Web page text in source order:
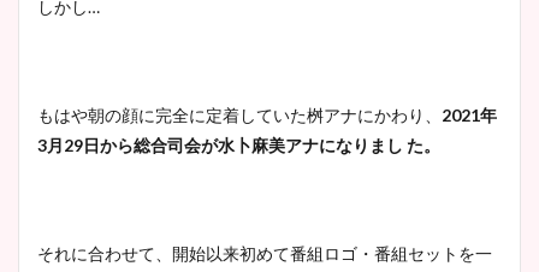
鈴木唯の太ってた時の体重が
像比較！
しかし…
もはや朝の顔に完全に定着していた桝アナにかわり、 2021年
3月29日から総合司会が水卜麻美アナになりまし た。
それに合わせて、開始以来初めて番組ロゴ・番組セットを一